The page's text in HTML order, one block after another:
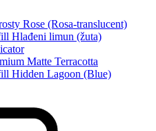
Rose (Rosa-translucent)
Hlađeni limun (žuta)
Matte Terracotta
Hidden Lagoon (Blue)